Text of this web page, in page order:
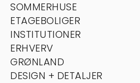
SOMMERHUSE
ETAGEBOLIGER
INSTITUTIONER
ERHVERV
GRØNLAND
DESIGN + DETALJER